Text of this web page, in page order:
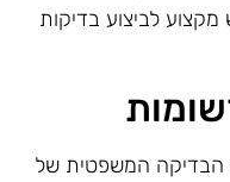
לביצוע בדיקות
הבדיקה המשפטית של